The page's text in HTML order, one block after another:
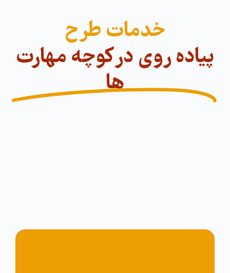
خدمات طرح
پیاده روی در کوچه مهارت
ها